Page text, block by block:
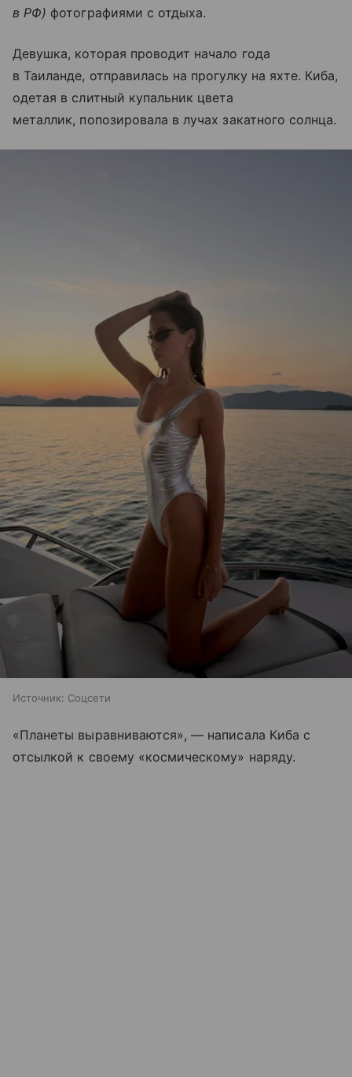
в РФ) фотографиями с отдыха.
Девушка, которая проводит начало года
в Таиланде, отправилась на прогулку на яхте. Киба,
одетая в слитный купальник цвета
металлик, попозировала в лучах закатного солнца.
Источник: Соцсети
«Планеты выравниваются», — написала Киба с
отсылкой к своему «космическому» наряду.